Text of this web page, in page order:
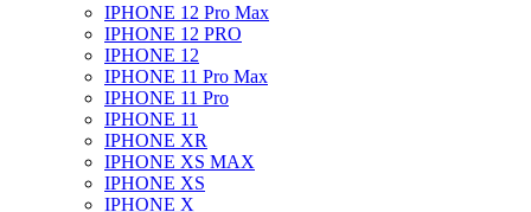
IPHONE 12 Pro Max
IPHONE 12 PRO
IPHONE 12
IPHONE 11 Pro Max
IPHONE 11 Pro
IPHONE 11
IPHONE XR
IPHONE XS MAX
IPHONE XS
IPHONE X